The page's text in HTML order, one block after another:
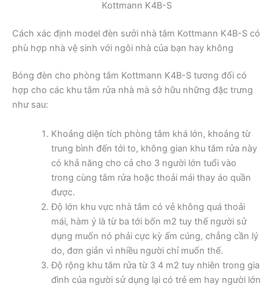
Kottmann K4B-S
Cách xác định model đèn sưởi nhà tắm Kottmann K4B-S có
phù hợp nhà vệ sinh với ngôi nhà của bạn hay không
Bóng đèn cho phòng tắm Kottmann K4B-S tương đối có
hợp cho các khu tắm rửa nhà mà sở hữu những đặc trưng
như sau:
Khoảng diện tích phòng tắm khá lớn, khoảng từ
trung bình đến tới to, không gian khu tắm rửa này
có khả năng cho cả cho 3 người lớn tuổi vào
trong cùng tắm rửa hoặc thoải mái thay áo quần
được.
Độ lớn khu vực nhà tắm có vẻ không quá thoải
mái, hàm ý là từ ba tới bốn m2 tuy thế người sử
dụng muốn nó phải cực kỳ ấm cúng, chẳng cần lý
do, đơn giản vì nhiều người chỉ muốn thế.
Độ rộng khu tắm rửa từ 3 4 m2 tuy nhiên trong gia
đình của người sử dụng lại có trẻ em hay người lớn